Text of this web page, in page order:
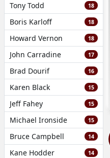
Tony Todd 18
Boris Karloff 18
Howard Vernon 18
John Carradine 17
Brad Dourif 16
Karen Black 15
Jeff Fahey 15
Michael Ironside 15
Bruce Campbell 14
Kane Hodder 14